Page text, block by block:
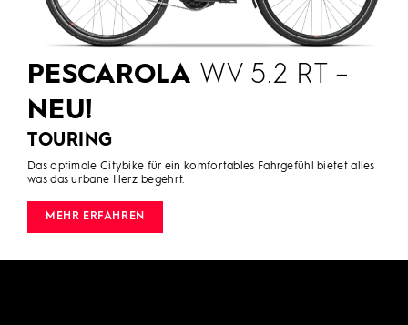
PESCAROLA WV 5.2 RT –
NEU!
TOURING
Das optimale Citybike für ein komfortables Fahrgefühl bietet alles
was das urbane Herz begehrt.
MEHR ERFAHREN